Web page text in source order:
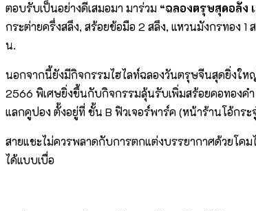
ตอบรับเป็นอย่างดีเสมอมา มาร่วม “ฉลองตรุษสุดอลัง
กระต่ายครึ่งสลึง, สร้อยข้อมือ 2 สลึง, แหวนมังกรทอง 1
น.
นอกจากนี้ยังมีกิจกรรมไฮไลท์ฉลองวันตรุษจีนสุดยิ่งให
2566 พิเศษยิ่งขึ้นกับกิจกรรมลุ้นรับเพิ่มสร้อยคอทองคำ
แลกคูปอง ตั้งอยู่ที่ ชั้น B ฟิวเจอร์พาร์ค (หน้าร้านโอ้กระ
สายแชะไม่ควรพลาดกับการตกแต่งบรรยากาศด้วยโ
ได้แบบเบื่อ